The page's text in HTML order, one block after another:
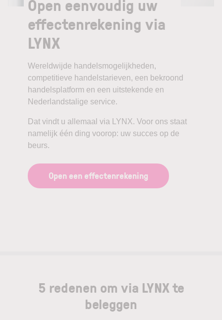
Open eenvoudig uw
effectenrekening via
LYNX
Wereldwijde handelsmogelijkheden,
competitieve handelstarieven, een bekroond
handelsplatform en een uitstekende en
Nederlandstalige service.
Dat vindt u allemaal via LYNX. Voor ons staat
namelijk één ding voorop: uw succes op de
beurs.
Open een effectenrekening
5 redenen om via LYNX te
beleggen